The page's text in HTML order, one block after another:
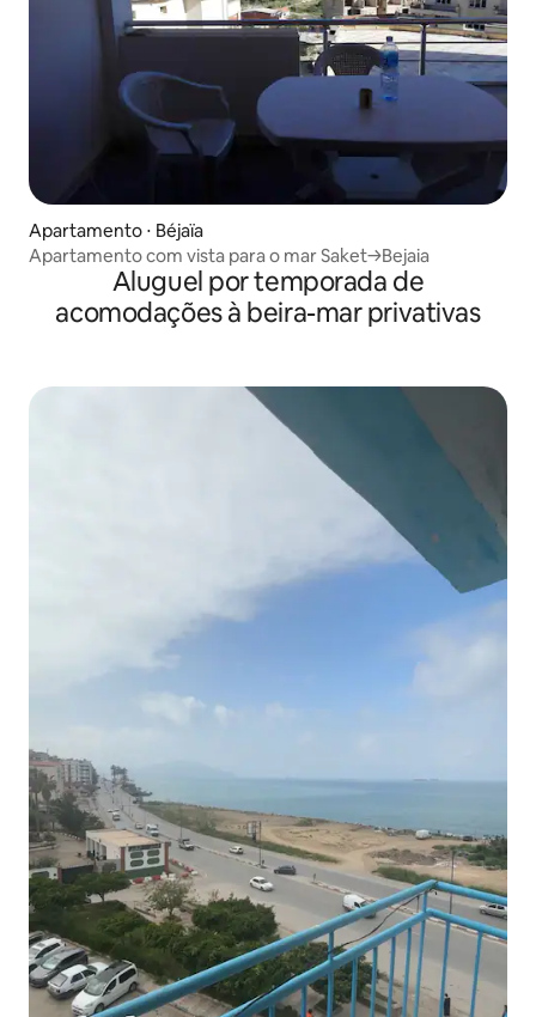
Apartamento ⋅ Béjaïa
Apartamento com vista para o mar Saket-->Bejaia
Aluguel por temporada de
acomodações à beira-mar privativas